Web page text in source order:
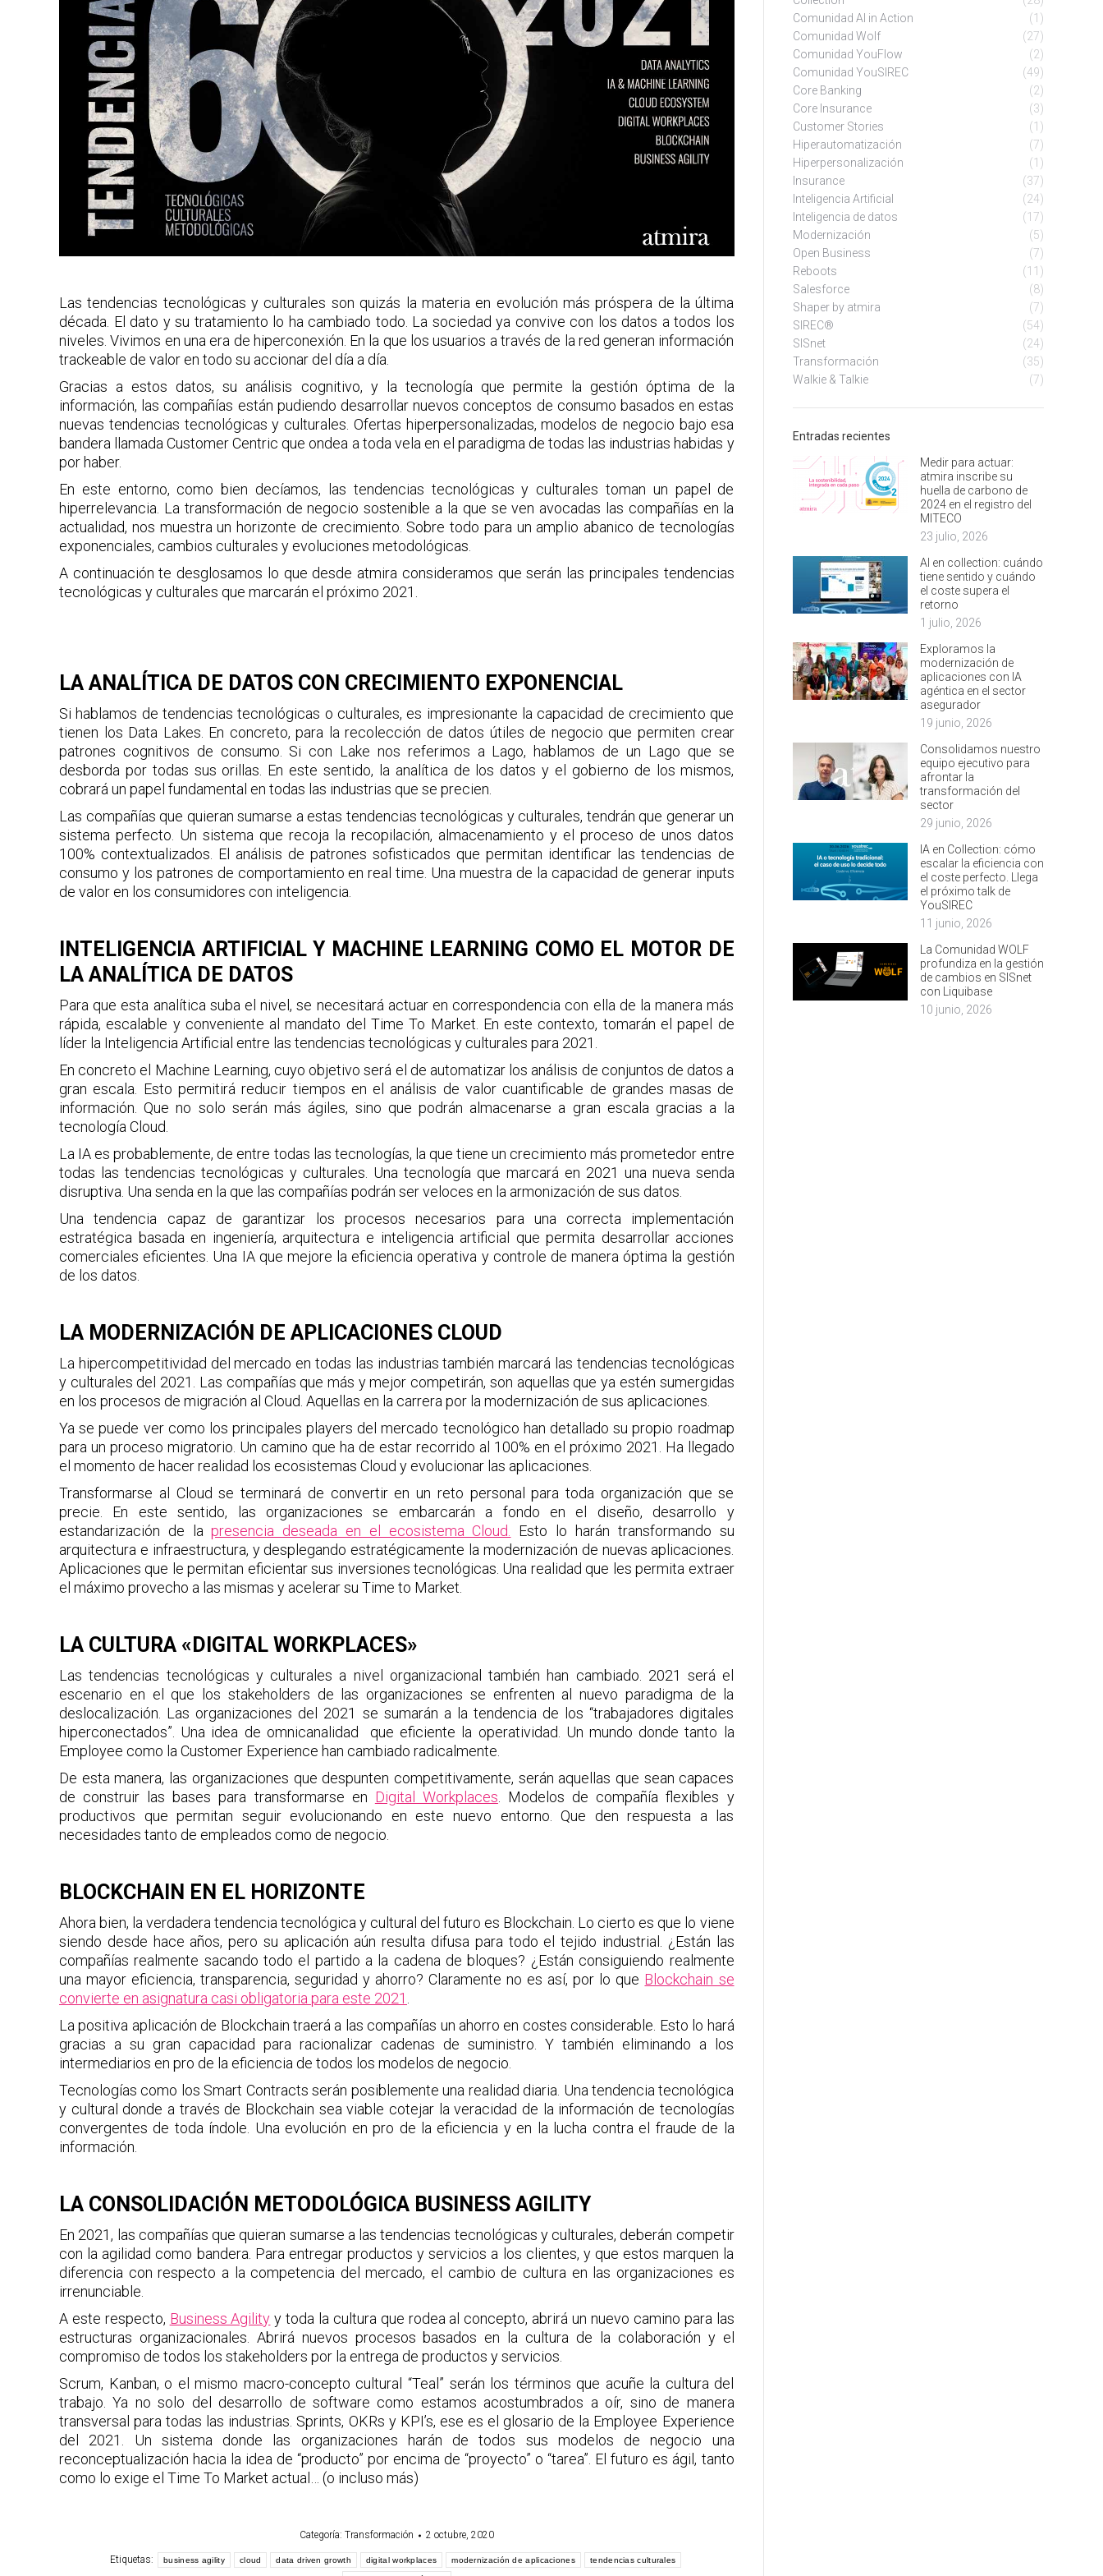
Las tendencias tecnológicas y culturales son quizás la materia en evolución más próspera de la última
década. El dato y su tratamiento lo ha cambiado todo. La sociedad ya convive con los datos a todos los
niveles. Vivimos en una era de hiperconexión. En la que los usuarios a través de la red generan información
trackeable de valor en todo su accionar del día a día.
Gracias a estos datos, su análisis cognitivo, y la tecnología que permite la gestión óptima de la
información, las compañías están pudiendo desarrollar nuevos conceptos de consumo basados en estas
nuevas tendencias tecnológicas y culturales. Ofertas hiperpersonalizadas, modelos de negocio bajo esa
bandera llamada Customer Centric que ondea a toda vela en el paradigma de todas las industrias habidas y
por haber.
En este entorno, como bien decíamos, las tendencias tecnológicas y culturales toman un papel de
hiperrelevancia. La transformación de negocio sostenible a la que se ven avocadas las compañías en la
actualidad, nos muestra un horizonte de crecimiento. Sobre todo para un amplio abanico de tecnologías
exponenciales, cambios culturales y evoluciones metodológicas.
A continuación te desglosamos lo que desde atmira consideramos que serán las principales tendencias
tecnológicas y culturales que marcarán el próximo 2021.
LA ANALÍTICA DE DATOS CON CRECIMIENTO EXPONENCIAL
Si hablamos de tendencias tecnológicas o culturales, es impresionante la capacidad de crecimiento que
tienen los Data Lakes. En concreto, para la recolección de datos útiles de negocio que permiten crear
patrones cognitivos de consumo. Si con Lake nos referimos a Lago, hablamos de un Lago que se
desborda por todas sus orillas. En este sentido, la analítica de los datos y el gobierno de los mismos,
cobrará un papel fundamental en todas las industrias que se precien.
Las compañías que quieran sumarse a estas tendencias tecnológicas y culturales, tendrán que generar un
sistema perfecto. Un sistema que recoja la recopilación, almacenamiento y el proceso de unos datos
100% contextualizados. El análisis de patrones sofisticados que permitan identificar las tendencias de
consumo y los patrones de comportamiento en real time. Una muestra de la capacidad de generar inputs
de valor en los consumidores con inteligencia.
INTELIGENCIA ARTIFICIAL Y MACHINE LEARNING COMO EL MOTOR DE
LA ANALÍTICA DE DATOS
Para que esta analítica suba el nivel, se necesitará actuar en correspondencia con ella de la manera más
rápida, escalable y conveniente al mandato del Time To Market. En este contexto, tomarán el papel de
líder la Inteligencia Artificial entre las tendencias tecnológicas y culturales para 2021.
En concreto el Machine Learning, cuyo objetivo será el de automatizar los análisis de conjuntos de datos a
gran escala. Esto permitirá reducir tiempos en el análisis de valor cuantificable de grandes masas de
información. Que no solo serán más ágiles, sino que podrán almacenarse a gran escala gracias a la
tecnología Cloud.
La IA es probablemente, de entre todas las tecnologías, la que tiene un crecimiento más prometedor entre
todas las tendencias tecnológicas y culturales. Una tecnología que marcará en 2021 una nueva senda
disruptiva. Una senda en la que las compañías podrán ser veloces en la armonización de sus datos.
Una tendencia capaz de garantizar los procesos necesarios para una correcta implementación
estratégica basada en ingeniería, arquitectura e inteligencia artificial que permita desarrollar acciones
comerciales eficientes. Una IA que mejore la eficiencia operativa y controle de manera óptima la gestión
de los datos.
LA MODERNIZACIÓN DE APLICACIONES CLOUD
La hipercompetitividad del mercado en todas las industrias también marcará las tendencias tecnológicas
y culturales del 2021. Las compañías que más y mejor competirán, son aquellas que ya estén sumergidas
en los procesos de migración al Cloud. Aquellas en la carrera por la modernización de sus aplicaciones.
Ya se puede ver como los principales players del mercado tecnológico han detallado su propio roadmap
para un proceso migratorio. Un camino que ha de estar recorrido al 100% en el próximo 2021. Ha llegado
el momento de hacer realidad los ecosistemas Cloud y evolucionar las aplicaciones.
Transformarse al Cloud se terminará de convertir en un reto personal para toda organización que se
precie. En este sentido, las organizaciones se embarcarán a fondo en el diseño, desarrollo y
estandarización de lapresencia deseada en el ecosistema Cloud. Esto lo harán transformando su
arquitectura e infraestructura, y desplegando estratégicamente la modernización de nuevas aplicaciones.
Aplicaciones que le permitan eficientar sus inversiones tecnológicas. Una realidad que les permita extraer
el máximo provecho a las mismas y acelerar su Time to Market.
LA CULTURA «DIGITAL WORKPLACES»
Las tendencias tecnológicas y culturales a nivel organizacional también han cambiado. 2021 será el
escenario en el que los stakeholders de las organizaciones se enfrenten al nuevo paradigma de la
deslocalización. Las organizaciones del 2021 se sumarán a la tendencia de los “trabajadores digitales
hiperconectados”. Una idea de omnicanalidad que eficiente la operatividad. Un mundo donde tanto la
Employee como la Customer Experience han cambiado radicalmente.
De esta manera, las organizaciones que despunten competitivamente, serán aquellas que sean capaces
de construir las bases para transformarse en Digital Workplaces. Modelos de compañía flexibles y
productivos que permitan seguir evolucionando en este nuevo entorno. Que den respuesta a las
necesidades tanto de empleados como de negocio.
BLOCKCHAIN EN EL HORIZONTE
Ahora bien, la verdadera tendencia tecnológica y cultural del futuro es Blockchain. Lo cierto es que lo viene
siendo desde hace años, pero su aplicación aún resulta difusa para todo el tejido industrial. ¿Están las
compañías realmente sacando todo el partido a la cadena de bloques? ¿Están consiguiendo realmente
una mayor eficiencia, transparencia, seguridad y ahorro? Claramente no es así, por lo que Blockchain se
convierte en asignatura casi obligatoria para este 2021 .
La positiva aplicación de Blockchain traerá a las compañías un ahorro en costes considerable. Esto lo hará
gracias a su gran capacidad para racionalizar cadenas de suministro. Y también eliminando a los
intermediarios en pro de la eficiencia de todos los modelos de negocio.
Tecnologías como los Smart Contracts serán posiblemente una realidad diaria. Una tendencia tecnológica
y cultural donde a través de Blockchain sea viable cotejar la veracidad de la información de tecnologías
convergentes de toda índole. Una evolución en pro de la eficiencia y en la lucha contra el fraude de la
información.
LA CONSOLIDACIÓN METODOLÓGICA BUSINESS AGILITY
En 2021, las compañías que quieran sumarse a las tendencias tecnológicas y culturales, deberán competir
con la agilidad como bandera. Para entregar productos y servicios a los clientes, y que estos marquen la
diferencia con respecto a la competencia del mercado, el cambio de cultura en las organizaciones es
irrenunciable.
A este respecto, Business Agility y toda la cultura que rodea al concepto, abrirá un nuevo camino para las
estructuras organizacionales. Abrirá nuevos procesos basados en la cultura de la colaboración y el
compromiso de todos los stakeholders por la entrega de productos y servicios.
Scrum, Kanban, o el mismo macro-concepto cultural “Teal” serán los términos que acuñe la cultura del
trabajo. Ya no solo del desarrollo de software como estamos acostumbrados a oír, sino de manera
transversal para todas las industrias. Sprints, OKRs y KPI’s, ese es el glosario de la Employee Experience
del 2021. Un sistema donde las organizaciones harán de todos sus modelos de negocio una
reconceptualización hacia la idea de “producto” por encima de “proyecto” o “tarea”. El futuro es ágil, tanto
como lo exige el Time To Market actual… (o incluso más)
Categoría: Transformación 2 octubre, 2020
Etiquetas: business agility cloud data driven growth digital workplaces modernización de aplicaciones tendencias culturales
Comunidad AI in Action
(1)
Comunidad Wolf
(27)
Comunidad YouFlow
(2)
Comunidad YouSIREC
(49)
Core Banking
(2)
Core Insurance
(3)
Customer Stories
(1)
Hiperautomatización
(7)
Hiperpersonalización
(1)
Insurance
(37)
Inteligencia Artificial
(24)
Inteligencia de datos
(17)
Modernización
(5)
Open Business
(7)
Reboots
(11)
Salesforce
(8)
Shaper by atmira
(7)
SIREC®
(54)
SISnet
(24)
Transformación
(35)
Walkie & Talkie
(7)
Entradas recientes
Medir para actuar:
atmira inscribe su
huella de carbono de
2024 en el registro del
MITECO
23 julio, 2026
AI en collection: cuándo
tiene sentido y cuándo
el coste supera el
retorno
1 julio, 2026
Exploramos la
modernización de
aplicaciones con IA
agéntica en el sector
asegurador
19 junio, 2026
Consolidamos nuestro
equipo ejecutivo para
afrontar la
transformación del
sector
29 junio, 2026
IA en Collection: cómo
escalar la eficiencia con
el coste perfecto. Llega
el próximo talk de
YouSIREC
11 junio, 2026
La Comunidad WOLF
profundiza en la gestión
de cambios en SISnet
con Liquibase
10 junio, 2026